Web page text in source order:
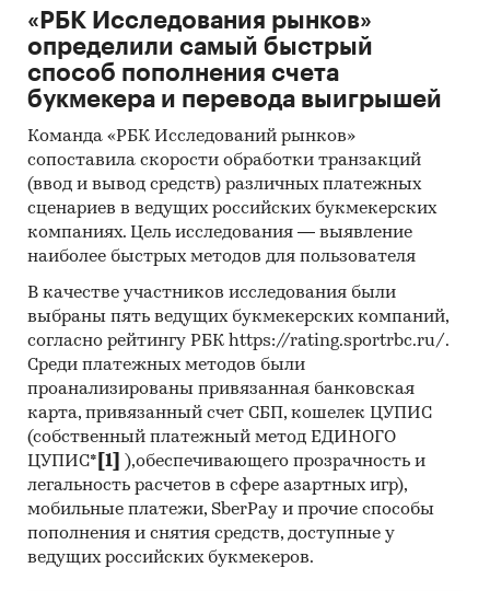
«РБК Исследования рынков»
определили самый быстрый
способ пополнения счета
букмекера и перевода выигрышей
Команда «РБК Исследований рынков»
сопоставила скорости обработки транзакций
(ввод и вывод средств) различных платежных
сценариев в ведущих российских букмекерских
компаниях. Цель исследования — выявление
наиболее быстрых методов для пользователя
В качестве участников исследования были
выбраны пять ведущих букмекерских компаний,
согласно рейтингу РБК https://rating.sportrbc.ru/.
Среди платежных методов были
проанализированы привязанная банковская
карта, привязанный счет СБП, кошелек ЦУПИС
(собственный платежный метод ЕДИНОГО
ЦУПИС* [1]
),обеспечивающего прозрачность и
легальность расчетов в сфере азартных игр),
мобильные платежи, SberPay и прочие способы
пополнения и снятия средств, доступные у
ведущих российских букмекеров.